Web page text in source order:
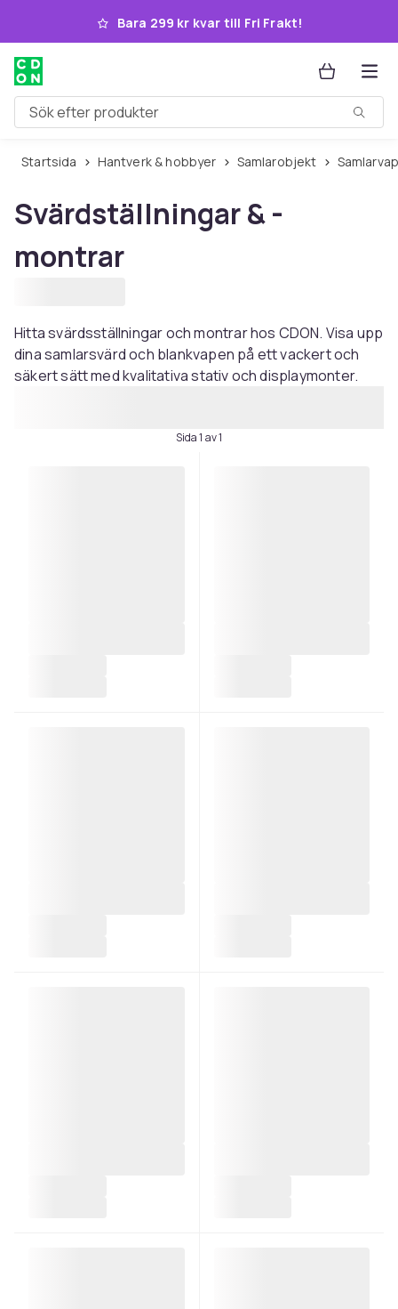
Hoppa till huvudinnehållet
Bara 299 kr kvar till Fri Frakt!
Sök efter produkter
Startsida Hantverk & hobbyer Samlarobjekt
Svärdställningar & -
montrar
Hitta svärdsställningar och montrar hos CDON. Visa upp
dina samlarsvärd och blankvapen på ett vackert och
säkert sätt med kvalitativa stativ och displaymonter.
Sida 1 av 1